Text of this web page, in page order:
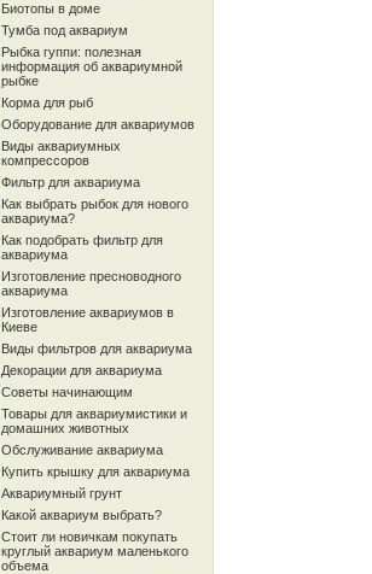
Биотопы в доме
Тумба под аквариум
Рыбка гуппи: полезная
информация об аквариумной
рыбке
Корма для рыб
Оборудование для аквариумов
Виды аквариумных
компрессоров
Фильтр для аквариума
Как выбрать рыбок для нового
аквариума?
Как подобрать фильтр для
аквариума
Изготовление пресноводного
аквариума
Изготовление аквариумов в
Киеве
Виды фильтров для аквариума
Декорации для аквариума
Советы начинающим
Товары для аквариумистики и
домашних животных
Обслуживание аквариума
Купить крышку для аквариума
Аквариумный грунт
Какой аквариум выбрать?
Стоит ли новичкам покупать
круглый аквариум маленького
объема